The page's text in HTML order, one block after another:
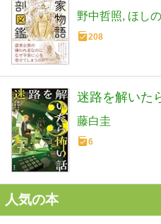
野中哲照 ほし
208
迷路を解いた
藤白圭
6
人気の本